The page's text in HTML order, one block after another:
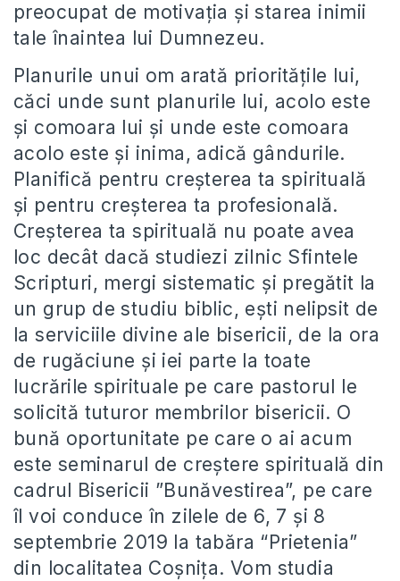
preocupat de motivația și starea inimii
tale înaintea lui Dumnezeu.
Planurile unui om arată prioritățile lui,
căci unde sunt planurile lui, acolo este
și comoara lui și unde este comoara
acolo este și inima, adică gândurile.
Planifică pentru creșterea ta spirituală
și pentru creșterea ta profesională.
Creșterea ta spirituală nu poate avea
loc decât dacă studiezi zilnic Sfintele
Scripturi, mergi sistematic și pregătit la
un grup de studiu biblic, ești nelipsit de
la serviciile divine ale bisericii, de la ora
de rugăciune și iei parte la toate
lucrările spirituale pe care pastorul le
solicită tuturor membrilor bisericii. O
bună oportunitate pe care o ai acum
este seminarul de creștere spirituală din
cadrul Bisericii ”Bunăvestirea”, pe care
îl voi conduce în zilele de 6, 7 și 8
septembrie 2019 la tabăra “Prietenia”
din localitatea Coșnița. Vom studia